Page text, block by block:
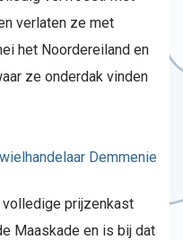
verlaten ze met
het Noordereiland en
ze onderdak vinden
prijzenkast
Maaskade en is bij dat